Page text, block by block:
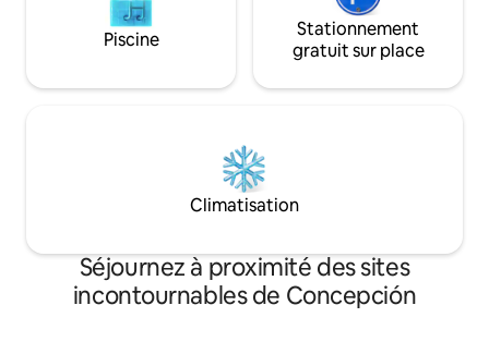
Piscine
Stationnement
gratuit sur place
Climatisation
Séjournez à proximité des sites
incontournables de Concepción